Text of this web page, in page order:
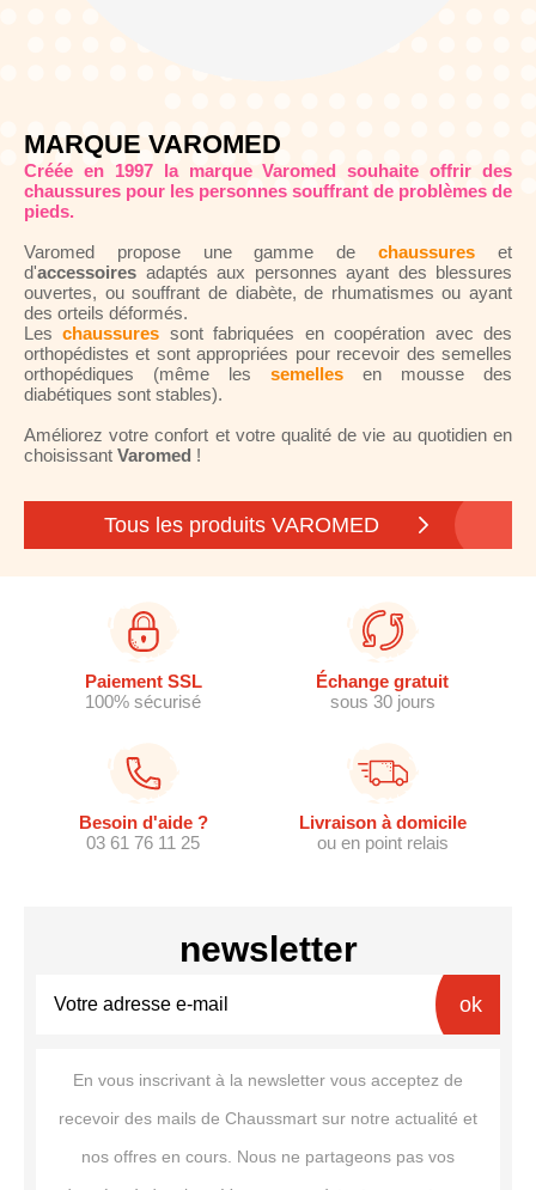
MARQUE VAROMED
Créée en 1997 la marque Varomed souhaite offrir des
chaussures pour les personnes souffrant de problèmes de
pieds.
Varomed propose une gamme dechaussures et
d'accessoires adaptés aux personnes ayant des blessures
ouvertes, ou souffrant de diabète, de rhumatismes ou ayant
des orteils déformés.
Leschaussures sont fabriquées en coopération avec des
orthopédistes et sont appropriées pour recevoir des semelles
orthopédiques (même les semelles en mousse des
diabétiques sont stables).
Améliorez votre confort et votre qualité de vie au quotidien en
choisissant Varomed !
Tous les produits VAROMED
Paiement SSL
100% sécurisé
Échange gratuit
sous 30 jours
Besoin d'aide ?
03 61 76 11 25
Livraison à domicile
ou en point relais
newsletter
ok
En vous inscrivant à la newsletter vous acceptez de
recevoir des mails de Chaussmart sur notre actualité et
nos offres en cours. Nous ne partageons pas vos